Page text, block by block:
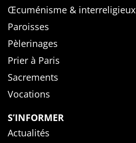
Œcuménisme & interreligieux
Paroisses
Pèlerinages
Prier à Paris
Sacrements
Vocations
S’INFORMER
Actualités